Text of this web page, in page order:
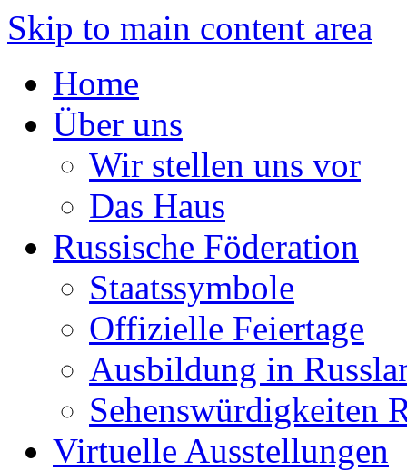
Skip to main content area
Home
Über uns
Wir stellen uns vor
Das Haus
Russische Föderation
Staatssymbole
Offizielle Feiertage
Ausbildung in
Sehenswürdigkeiten
Virtuelle Ausstellungen